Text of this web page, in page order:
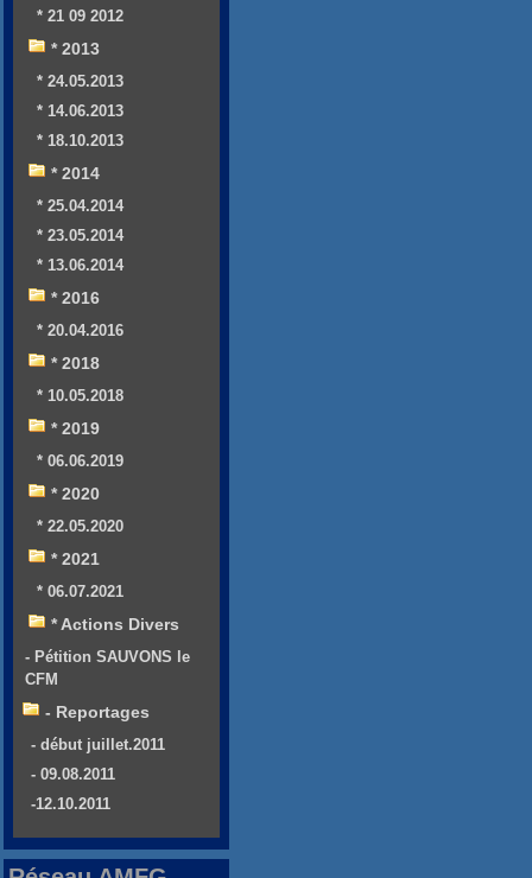
* 21 09 2012
* 2013
* 24.05.2013
* 14.06.2013
* 18.10.2013
* 2014
* 25.04.2014
* 23.05.2014
* 13.06.2014
* 2016
* 20.04.2016
* 2018
* 10.05.2018
* 2019
* 06.06.2019
* 2020
* 22.05.2020
* 2021
* 06.07.2021
* Actions Divers
- Pétition SAUVONS le
CFM
- Reportages
- début juillet.2011
- 09.08.2011
-12.10.2011